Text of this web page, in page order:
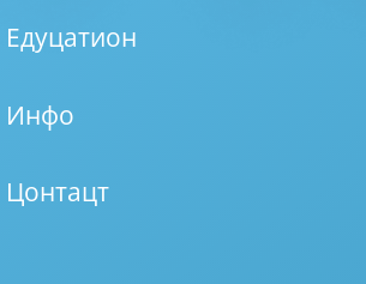
Едуцатион
Инфо
Цонтацт